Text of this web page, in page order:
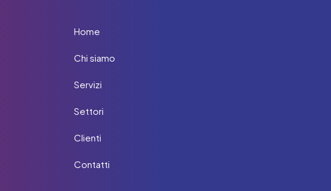
Home
Chi siamo
Servizi
Settori
Clienti
Contatti